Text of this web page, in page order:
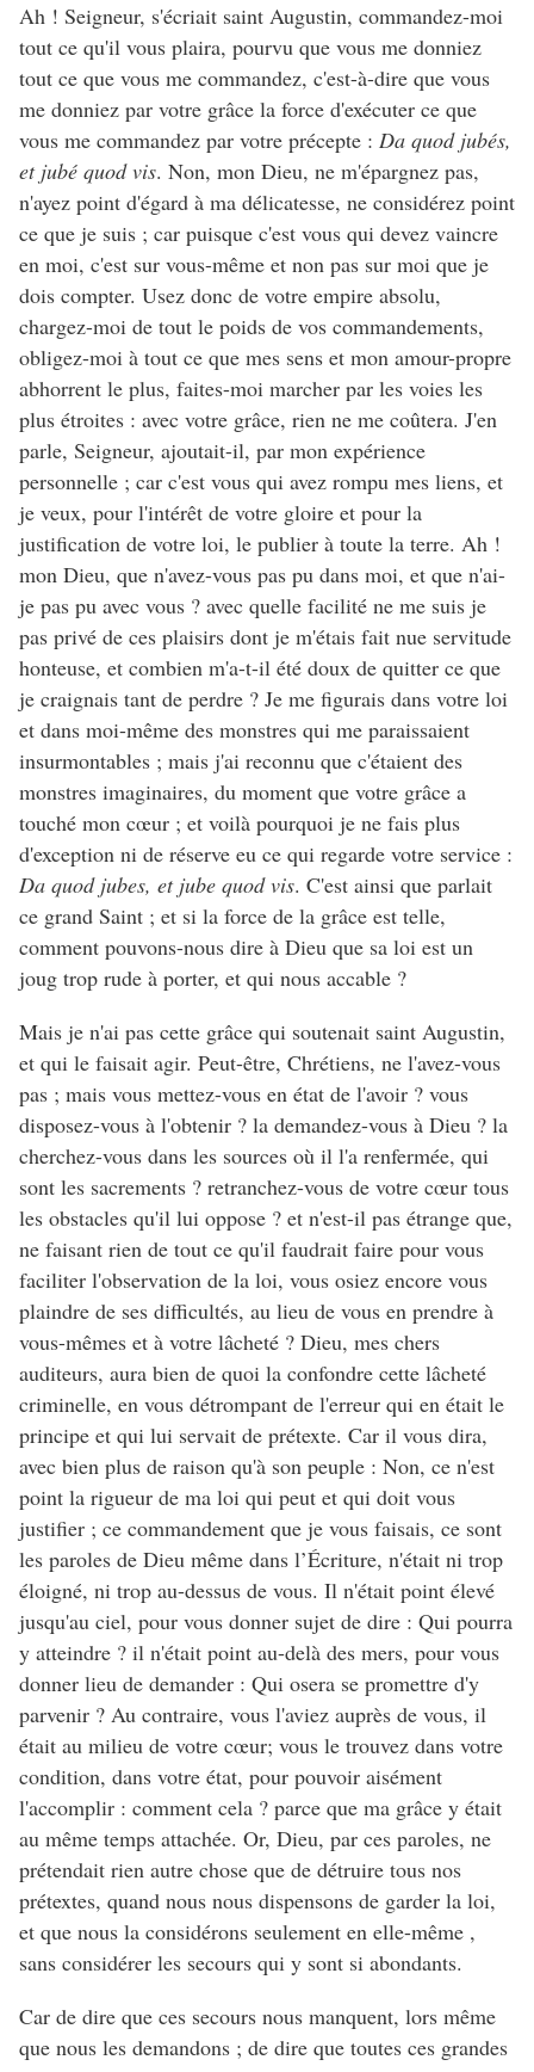
Ah ! Seigneur, s'écriait saint Augustin, commandez-moi
tout ce qu'il vous plaira, pourvu que vous me donniez
tout ce que vous me commandez, c'est-à-dire que vous
me donniez par votre grâce la force d'exécuter ce que
vous me commandez par votre précepte : Da quod jubés,
et jubé quod vis. Non, mon Dieu, ne m'épargnez pas,
n'ayez point d'égard à ma délicatesse, ne considérez point
ce que je suis ; car puisque c'est vous qui devez vaincre
en moi, c'est sur vous-même et non pas sur moi que je
dois compter. Usez donc de votre empire absolu,
chargez-moi de tout le poids de vos commandements,
obligez-moi à tout ce que mes sens et mon amour-propre
abhorrent le plus, faites-moi marcher par les voies les
plus étroites : avec votre grâce, rien ne me coûtera. J'en
parle, Seigneur, ajoutait-il, par mon expérience
personnelle ; car c'est vous qui avez rompu mes liens, et
je veux, pour l'intérêt de votre gloire et pour la
justification de votre loi, le publier à toute la terre. Ah !
mon Dieu, que n'avez-vous pas pu dans moi, et que n'ai-
je pas pu avec vous ? avec quelle facilité ne me suis je
pas privé de ces plaisirs dont je m'étais fait nue servitude
honteuse, et combien m'a-t-il été doux de quitter ce que
je craignais tant de perdre ? Je me figurais dans votre loi
et dans moi-même des monstres qui me paraissaient
insurmontables ; mais j'ai reconnu que c'étaient des
monstres imaginaires, du moment que votre grâce a
touché mon cœur ; et voilà pourquoi je ne fais plus
d'exception ni de réserve eu ce qui regarde votre service :
Da quod jubes, et jube quod vis. C'est ainsi que parlait
ce grand Saint ; et si la force de la grâce est telle,
comment pouvons-nous dire à Dieu que sa loi est un
joug trop rude à porter, et qui nous accable ?
Mais je n'ai pas cette grâce qui soutenait saint Augustin,
et qui le faisait agir. Peut-être, Chrétiens, ne l'avez-vous
pas ; mais vous mettez-vous en état de l'avoir ? vous
disposez-vous à l'obtenir ? la demandez-vous à Dieu ? la
cherchez-vous dans les sources où il l'a renfermée, qui
sont les sacrements ? retranchez-vous de votre cœur tous
les obstacles qu'il lui oppose ? et n'est-il pas étrange que,
ne faisant rien de tout ce qu'il faudrait faire pour vous
faciliter l'observation de la loi, vous osiez encore vous
plaindre de ses difficultés, au lieu de vous en prendre à
vous-mêmes et à votre lâcheté ? Dieu, mes chers
auditeurs, aura bien de quoi la confondre cette lâcheté
criminelle, en vous détrompant de l'erreur qui en était le
principe et qui lui servait de prétexte. Car il vous dira,
avec bien plus de raison qu'à son peuple : Non, ce n'est
point la rigueur de ma loi qui peut et qui doit vous
justifier ; ce commandement que je vous faisais, ce sont
les paroles de Dieu même dans l’Écriture, n'était ni trop
éloigné, ni trop au-dessus de vous. Il n'était point élevé
jusqu'au ciel, pour vous donner sujet de dire : Qui pourra
y atteindre ? il n'était point au-delà des mers, pour vous
donner lieu de demander : Qui osera se promettre d'y
parvenir ? Au contraire, vous l'aviez auprès de vous, il
était au milieu de votre cœur; vous le trouvez dans votre
condition, dans votre état, pour pouvoir aisément
l'accomplir : comment cela ? parce que ma grâce y était
au même temps attachée. Or, Dieu, par ces paroles, ne
prétendait rien autre chose que de détruire tous nos
prétextes, quand nous nous dispensons de garder la loi,
et que nous la considérons seulement en elle-même ,
sans considérer les secours qui y sont si abondants.
Car de dire que ces secours nous manquent, lors même
que nous les demandons ; de dire que toutes ces grandes